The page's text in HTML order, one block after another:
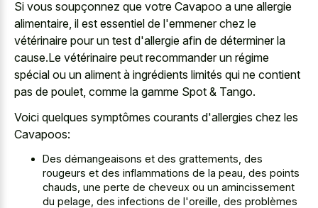
Si vous soupçonnez que votre Cavapoo a une allergie
alimentaire, il est essentiel de l'emmener chez le
vétérinaire pour un test d'allergie afin de déterminer la
cause.Le vétérinaire peut recommander un régime
spécial ou un aliment à ingrédients limités qui ne contient
pas de poulet, comme la gamme Spot & Tango.
Voici quelques symptômes courants d'allergies chez les
Cavapoos:
Des démangeaisons et des grattements, des
rougeurs et des inflammations de la peau, des points
chauds, une perte de cheveux ou un amincissement
du pelage, des infections de l'oreille, des problèmes